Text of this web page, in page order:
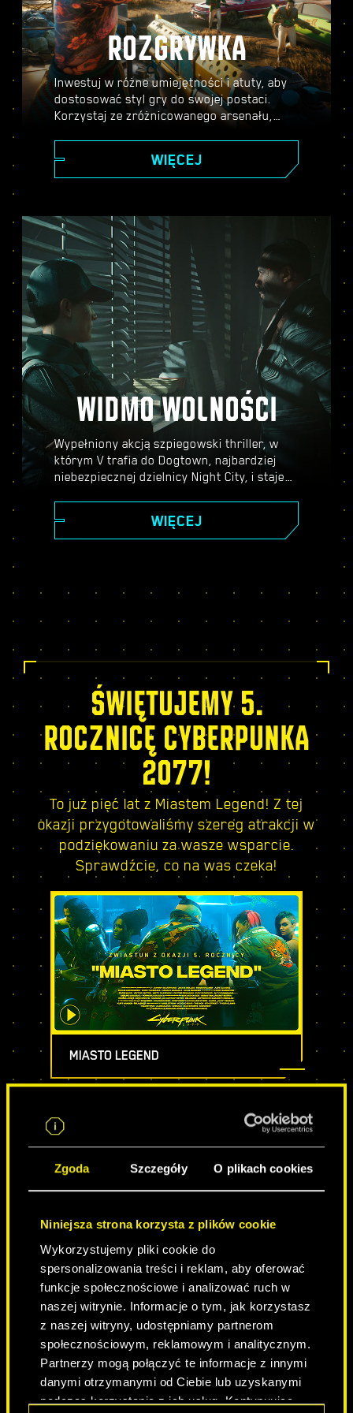
Zgoda Szczegóły O plikach cookies
Niniejsza strona korzysta z plików cookie
Wykorzystujemy pliki cookie do
spersonalizowania treści i reklam, aby oferować
funkcje społecznościowe i analizować ruch w
naszej witrynie. Informacje o tym, jak korzystasz
z naszej witryny, udostępniamy partnerom
społecznościowym, reklamowym i analitycznym.
Partnerzy mogą połączyć te informacje z innymi
danymi otrzymanymi od Ciebie lub uzyskanymi
podczas korzystania z ich usług. Kontynuując
ROZGRYWKA
Inwestuj w różne umiejętności i atuty, aby
dostosować styl gry do swojej postaci.
Korzystaj ze zróżnicowanego arsenału,
legendą Night City. Bierz udział w
strzelaninach, atakuj wrogów z dystansu
miejsca.
WIĘCEJ
WIDMO WOLNOŚCI
Wypełniony akcją szpiegowski thriller, w
którym V trafia do Dogtown, najbardziej
niebezpiecznej dzielnicy Night City, i staje
kręgów władzy. Zanurz się w świecie
szpiegów w cieszącym się uznaniem
fabułę i ciesz się szeregiem nowych zadań,
tylko!
WIĘCEJ
ŚWIĘTUJEMY 5.
ROCZNICĘ CYBERPUNKA
2077!
To już pięć lat z Miastem Legend! Z tej
okazji przygotowaliśmy szereg atrakcji w
podziękowaniu za wasze wsparcie.
Sprawdźcie, co na was czeka!
MIASTO LEGEND
NEVER FADE AWAY